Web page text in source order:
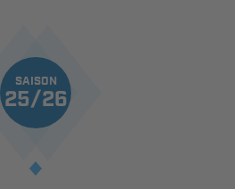
SAISON
25/26